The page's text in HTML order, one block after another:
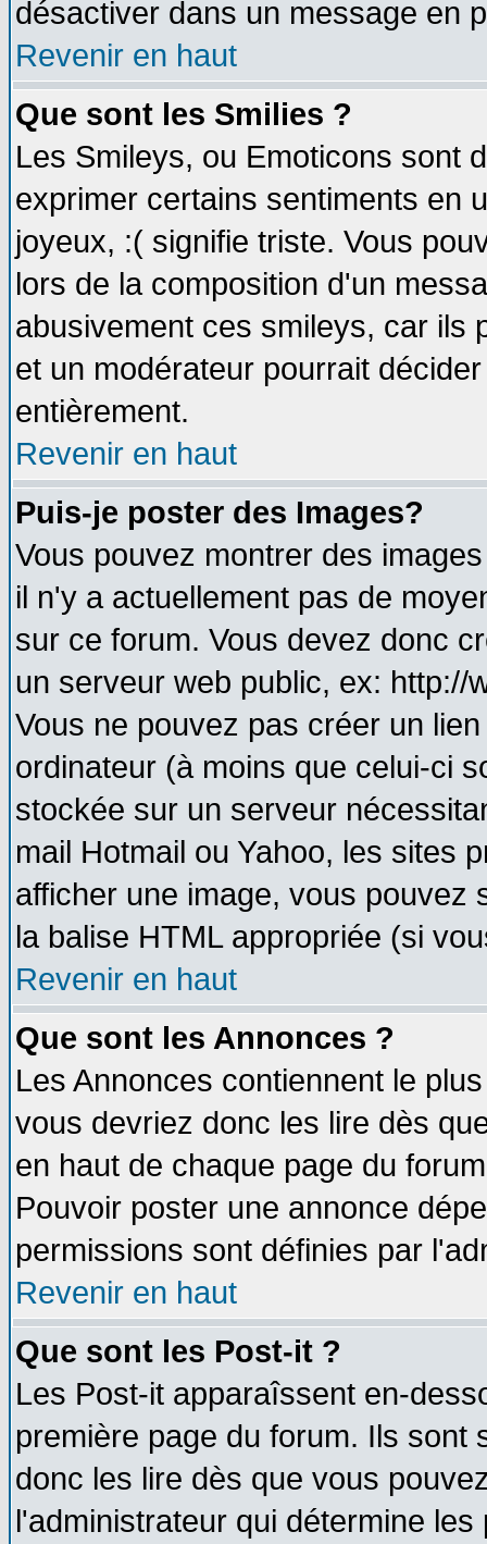
désactiver dans un message en
Revenir en haut
Que sont les Smilies ?
Les Smileys, ou Emoticons sont
exprimer certains sentiments en
joyeux, :( signifie triste. Vous
lors de la composition d'un
abusivement ces smileys, car ils
et un modérateur pourrait
entièrement.
Revenir en haut
Puis-je poster des Images?
Vous pouvez montrer des
il n'y a actuellement pas de
sur ce forum. Vous devez donc
un serveur web public, ex: http://
Vous ne pouvez pas créer un
ordinateur (à moins que celui-ci
stockée sur un serveur
mail Hotmail ou Yahoo, les sites
afficher une image, vous pouvez
la balise HTML appropriée (si
Revenir en haut
Que sont les Annonces ?
Les Annonces contiennent le
vous devriez donc les lire dès
en haut de chaque page du
Pouvoir poster une annonce
permissions sont définies par
Revenir en haut
Que sont les Post-it ?
Les Post-it apparaîssent en-
première page du forum. Ils
donc les lire dès que vous
l'administrateur qui détermine